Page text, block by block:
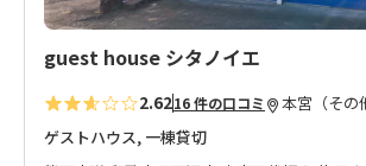
guest house シタノイエ
2.6216 件の口コミ
本宮（その
ゲストハウス, 一棟貸切